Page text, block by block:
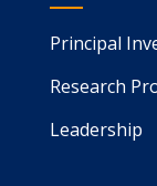
Principal
Research
Leadership